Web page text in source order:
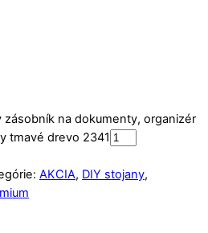
zásobník na dokumenty, organizér
tmavé drevo 2341
AKCIA, DIY stojany,